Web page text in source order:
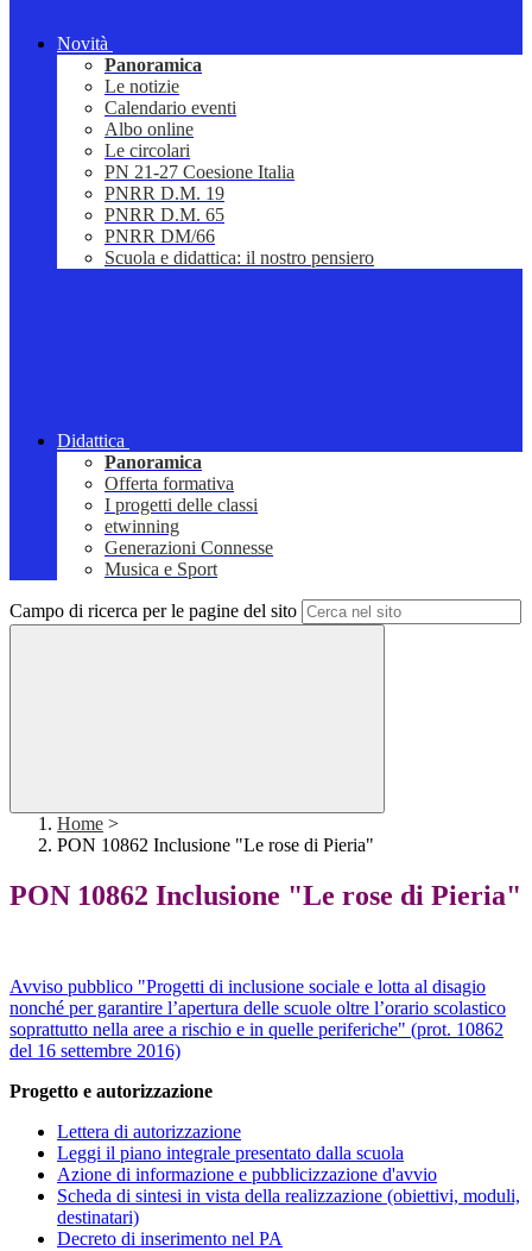
Novità
Panoramica
Le notizie
Calendario eventi
Albo online
Le circolari
PN 21-27 Coesione Italia
PNRR D.M. 19
PNRR D.M. 65
PNRR DM/66
Scuola e didattica: il nostro pensiero
Didattica
Panoramica
Offerta formativa
I progetti delle classi
etwinning
Generazioni Connesse
Musica e Sport
Campo di ricerca per le pagine del sito
Home >
PON 10862 Inclusione "Le rose di Pieria"
PON 10862 Inclusione "Le rose di Pieria"
Avviso pubblico "Progetti di inclusione sociale e lotta al disagio
nonché per garantire l’apertura delle scuole oltre l’orario scolastico
soprattutto nella aree a rischio e in quelle periferiche" (prot. 10862
del 16 settembre 2016)
Progetto e autorizzazione
Lettera di autorizzazione
Leggi il piano integrale presentato dalla scuola
Azione di informazione e pubblicizzazione d'avvio
Scheda di sintesi in vista della realizzazione (obiettivi, moduli,
destinatari)
Decreto di inserimento nel PA